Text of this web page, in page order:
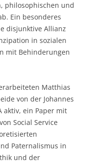
philosophischen und
Ein besonderes
disjunktive Allianz
in sozialen
mit Behinderungen
Matthias
von der Johannes
aktiv, ein Paper mit
Social Service
Paternalismus in
und der